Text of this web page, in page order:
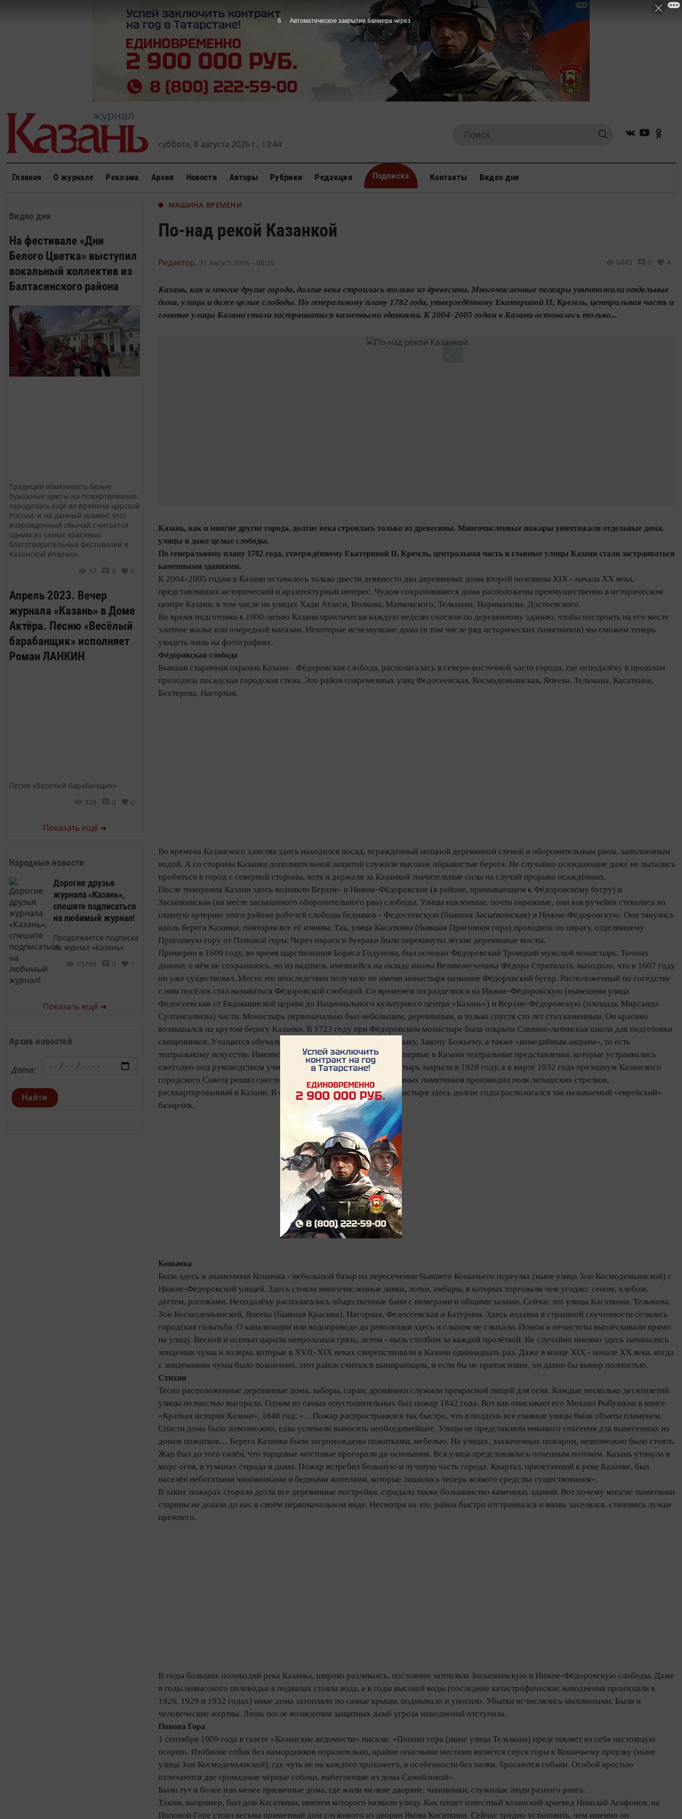
суббота, 8 августа 2026 г., 13:44
Главная О журнале Реклама Архив Новости Авторы Рубрики Редакция Подписка Контакты Видео дня
Видео дня
На фестивале «Дни
Белого Цветка» выступил
вокальный коллектив из
Балтасинского района
Традиция обменивать белые
бумажные цветы на пожертвования
зародилась ещё во времена царской
России, и на данный момент этот
возрожденный обычай считается
одним из самых красивых
благотворительных фестивалей в
Казанской епархии.
37
0 0
Апрель 2023. Вечер
журнала «Казань» в Доме
Актёра. Песню «Весёлый
барабанщик» исполняет
Роман ЛАНКИН
Песня «Веселый барабанщик»
328
0 0
Показать ещё ➜
Народные новости
Дорогие друзья
журнала «Казань»,
спешите подписаться
на любимый журнал!
Продолжается подписка
на журнал «Казань»
13789
0 1
Показать ещё ➜
Архив новостей
Дата:
Найти
МАШИНА ВРЕМЕНИ
По-над рекой Казанкой
Редактор, 31 Август 2016 - 08:25 6443 0 4
Казань, как и многие другие города, долгие века строилась только из древесины. Многочисленные пожары уничтожали отдельные
дома, улицы и даже целые слободы. По генеральному плану 1782 года, утверждённому Екатериной II, Кремль, центральная часть и
главные улицы Казани стали застраиваться каменными зданиями. К 2004 - 2005 годам в Казани оставалось только...
Казань, как и многие другие города, долгие века строилась только из древесины. Многочисленные пожары уничтожали отдельные дома,
улицы и даже целые слободы.
По генеральному плану 1782 года, утверждённому Екатериной II, Кремль, центральная часть и главные улицы Казани стали застраиваться
каменными зданиями.
К 2004 - 2005 годам в Казани оставалось только двести девяносто два деревянных дома второй половины XIX - начала XX века,
представлявших исторический и архитектурный интерес. Чудом сохранившиеся дома расположены преимущественно в историческом
центре Казани, в том числе на улицах Хади Атласи, Волкова, Маяковского, Тельмана, Нариманова, Достоевского.
Во время подготовки к 1000‑летию Казани практически каждую неделю сносили по деревянному зданию, чтобы построить на его месте
элитное жильё или очередной магазин. Некоторые исчезнувшие дома (в том числе ряд исторических памятников) мы сможем теперь
увидеть лишь на фотографиях.
Фёдоровская слобода
Бывшая старинная окраина Казани - Фёдоровская слобода, располагалась в северо‑восточной части города, где неподалёку в прошлом
проходила посадская городская стена. Это район современных улиц Федосеевская, Космодемьянская, Япеева, Тельмана, Касаткина,
Бехтерева, Нагорная.
Во времена Казанского ханства здесь находился посад, ограждённый мощной деревянной стеной и оборонительным рвом, заполненным
водой. А со стороны Казанки дополнительной защитой служили высокие обрывистые берега. Не случайно осаждающие даже не пытались
пробиться в город с северной стороны, хотя и держали за Казанкой значительные силы на случай прорыва осаждённых.
После покорения Казани здесь возникли Верхне‑ и Нижне‑Фёдоровские (в районе, примыкающем к Фёдоровскому бугру) и
Засыпкинская (на месте засыпанного оборонительного рва) слободы. Улицы наклонные, почти овражные, они как ручейки стекались на
главную артерию этого района рабочей слободы бедняков - Федосеевскую (бывшая Засыпкинская) и Нижне‑Фёдоровскую. Они тянулись
вдоль берега Казанки, повторяя все её извивы. Так, улица Касаткина (бывшая Пригонная гора) проходила по оврагу, отделявшему
Пригонную гору от Поповой горы. Через овраги и буераки были перекинуты лёгкие деревянные мосты.
Примерно в 1600 году, во время царствования Бориса Годунова, был основан Фёдоровский Троицкий мужской монастырь. Точных
данных о нём не сохранилось, но из надписи, имевшейся на окладе иконы Великомученика Фёдора Стратилата, выходило, что в 1607 году
он уже существовал. Место это впоследствии получило по имени монастыря название Фёдоровский бугор. Расположенный по соседству
с ним посёлок стал называться Фёдоровской слободой. Со временем он разделился на Нижне‑Фёдоровскую (нынешняя улица
Федосеевская от Евдокиинской церкви до Национального культурного центра «Казань») и Верхне‑Фёдоровскую (площадь Мирсаида
Султангалиева) части. Монастырь первоначально был небольшим, деревянным, и только спустя сто лет стал каменным. Он красиво
возвышался на крутом берегу Казанки. В 1723 году при Фёдоровском монастыре была открыта Славяно‑латинская школа для подготовки
священников. Учащихся обучали русской грамоте, латинскому языку, Закону Божьему, а также «комедийным акциям», то есть
театральному искусству. Именно в стенах этой школы проходили первые в Казани театральные представления, которые устраивались
ежегодно под руководством учителя Василия Светицкого. Монастырь закрыли в 1928 году, а в марте 1932 года президиум Казанского
городского Совета решил снести его. В то время взрывы религиозных памятников производил полк латышских стрелков,
расквартированный в Казани. В советское время после сноса монастыря здесь долгие годы располагался так называемый «еврейский»
базарчик.
Кошачка
Была здесь и знаменитая Кошачка - небольшой базар на пересечении бывшего Кошачьего переулка (ныне улица Зои Космодемьянской) с
Нижне‑Фёдоровской улицей. Здесь стояли многочисленные лавки, лотки, амбары, в которых торговали чем угодно: сеном, хлебом,
дёгтем, рогожами. Неподалёку располагались общественные бани с номерами и общими залами. Сейчас это улицы Касаткина, Тельмана,
Зои Космодемьянской, Япеева (бывшая Красина), Нагорная, Федосеевская и Батурина. Здесь издавна в страшной скученности селилась
городская голытьба. О канализации или водопроводе до революции здесь и слыхом не слыхали. Помои и нечистоты выплёскивали прямо
на улицу. Весной и осенью царили непролазная грязь, летом - пыль столбом за каждой пролёткой. Не случайно именно здесь начинались
эпидемии чумы и холеры, которые в XVII - XIX веках свирепствовали в Казани одиннадцать раз. Даже в конце XIX - начале XX века, когда
с эпидемиями чумы было покончено, этот район считался вымирающим, и если бы не приток извне, он давно бы вымер полностью.
Стихии
Тесно расположенные деревянные дома, заборы, сараи, дровяники служили прекрасной пищей для огня. Каждые несколько десятилетий
улицы полностью выгорали. Одним из самых опустошительных был пожар 1842 года. Вот как описывает его Михаил Рыбушкин в книге
«Краткая история Казани», 1848 год: «…Пожар распространялся так быстро, что в полдень все главные улицы были объяты пламенем.
Спасти дома было невозможно, едва успевали выносить необходимейшее. Улицы не представляли никакого спасения для вынесенных из
домов пожитков… Берега Казанки были загромождены пожитками, мебелью. На улицах, захваченных пожаром, невозможно было стоять.
Жар был до того силён, что торцовые мостовые прогорали до основания. Вся улица представлялась огненным потоком. Казань утонула в
море огня, в туманах смрада и дыма. Пожар истребил большую и лучшую часть города. Квартал, прилегавший к реке Казанке, был
населён небогатыми чиновниками и бедными жителями, которые лишились теперь всякого средства существования».
В таких пожарах сгорали дотла все деревянные постройки, страдало также большинство каменных зданий. Вот почему многие памятники
старины не дошли до нас в своём первоначальном виде. Несмотря на это, район быстро отстраивался и вновь заселялся, становясь лучше
прежнего.
В годы больших половодий река Казанка, широко разливаясь, постоянно затопляла Засыпкинскую и Нижне‑Фёдоровскую слободы. Даже
в годы невысокого половодья в подвалах стояла вода, а в годы высокой воды (последние катастрофические наводнения произошли в
1926, 1929 и 1932 годах) иные дома затопляло по самые крыши, подмывало и уносило. Убытки исчислялись миллионами. Были и
человеческие жертвы. Лишь после возведения защитных дамб угроза наводнений отступила.
Попова Гора
1 сентября 1909 года в газете «Казанские ведомости» писали: «Попова гора (ныне улица Тельмана) представляет из себя настоящую
псарню. Изобилие собак без намордников поразительно, крайне опасными местами является спуск горы к Кошачьему проулку (ныне
улица Зои Космодемьянской), где чуть не на каждого прохожего, в особенности без палки, бросаются собаки. Особой яростью
отличаются две громадные чёрные собаки, выбегающие из дома Самойловой».
Были тут и более или менее приличные дома, где жили мелкие дворяне, чиновники, служилые люди разного ранга.
Таким, например, был дом Касаткина, именем которого назвали улицу. Как пишет известный казанский краевед Николай Агафонов, на
Поповой Горе стоял весьма приметный дом служивого из дворян Якова Касаткина. Сейчас трудно установить, чем именно он
5 Автоматическое закрытие баннера через